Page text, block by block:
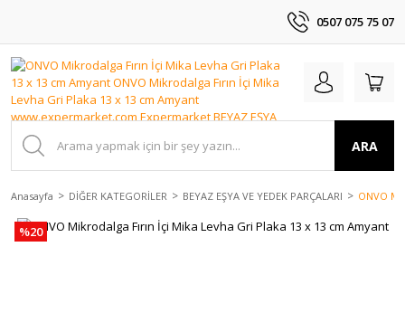
0507 075 75 07
ARA
Anasayfa DİĞER KATEGORİLER BEYAZ EŞYA VE YEDEK PARÇALARI ONVO
%20